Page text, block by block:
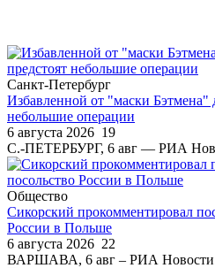
Санкт-Петербург
Избавленной от "маски
небольшие операции
6 августа 2026 19
С.-ПЕТЕРБУРГ, 6 авг — РИА
Общество
Сикорский прокомментировал
России в Польше
6 августа 2026 22
ВАРШАВА, 6 авг – РИА